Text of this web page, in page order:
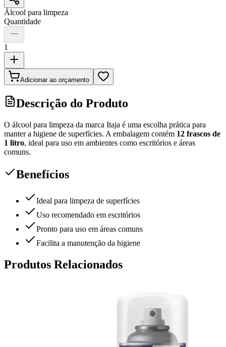
Álcool para limpeza
Quantidade
1
Adicionar ao orçamento
Descrição do Produto
O álcool para limpeza da marca Itaja é uma escolha prática para
manter a higiene de superfícies. A embalagem contém 12 frascos de
1 litro, ideal para uso em ambientes como escritórios e áreas
comuns.
Benefícios
Ideal para limpeza de superfícies
Uso recomendado em escritórios
Pronto para uso em áreas comuns
Facilita a manutenção da higiene
Produtos Relacionados